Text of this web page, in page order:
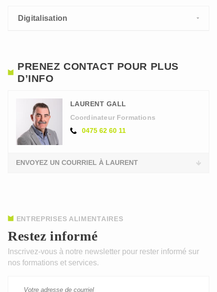
Digitalisation
PRENEZ CONTACT POUR PLUS
D’INFO
LAURENT GALL
Coordinateur Formations
0475 62 60 11
ENVOYEZ UN COURRIEL À LAURENT
Restez informé
ENTREPRISES ALIMENTAIRES
Inscrivez-vous à notre newsletter pour rester informé sur
nos formations et services.